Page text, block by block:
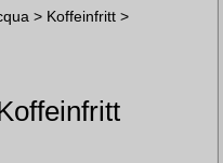
> Koffeinfritt >